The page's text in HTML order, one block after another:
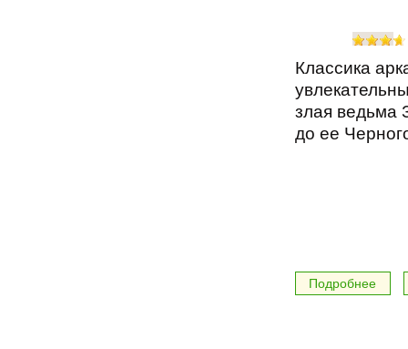
Классика
злая ведьма
до ее
Подробнее